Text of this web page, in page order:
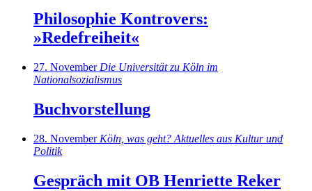
Philosophie Kontrovers:
»Redefreiheit«
27. November Die Universität zu Köln im
Nationalsozialismus
Buchvorstellung
28. November Köln, was geht? Aktuelles aus Kultur und
Politik
Gespräch mit OB Henriette Reker